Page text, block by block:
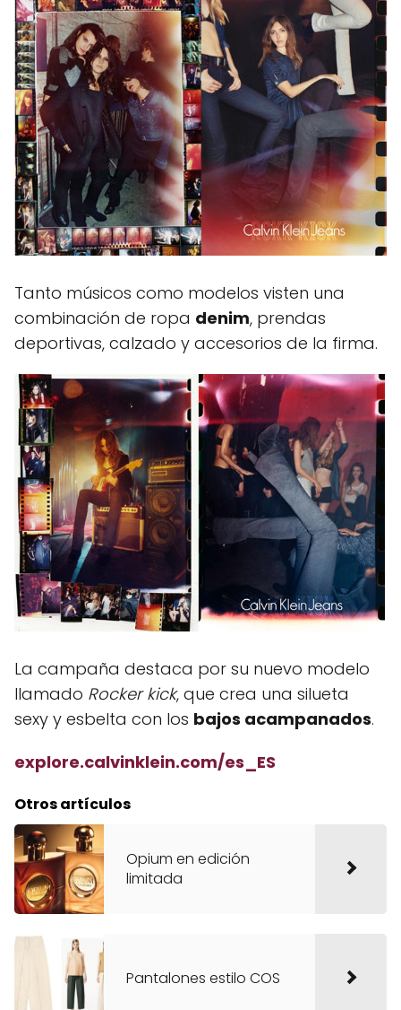
Tanto músicos como modelos visten una
combinación de ropa denim, prendas
deportivas, calzado y accesorios de la firma.
La campaña destaca por su nuevo modelo
llamado Rocker kick, que crea una silueta
sexy y esbelta con los bajos acampanados.
explore.calvinklein.com/es_ES
Otros artículos
Opium en edición
limitada
Pantalones estilo COS